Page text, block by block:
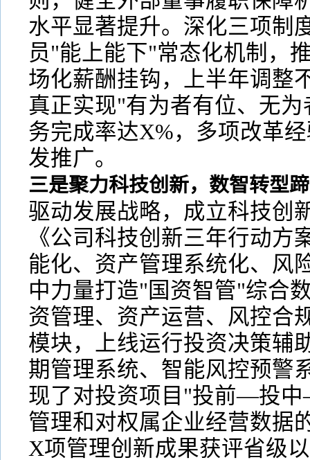
水平显著提升。深化三项制
员"能上能下"常态化机制，
场化薪酬挂钩，上半年调整
真正实现"有为者有位、无
务完成率达X%，多项改革
发推广。
三是聚力科技创新，数智转型
驱动发展战略，成立科技创
《公司科技创新三年行动方
能化、资产管理系统化、风
中力量打造"国资智管"综合
资管理、资产运营、风控合
模块，上线运行投资决策辅
期管理系统、智能风控预警
现了对投资项目"投前—投
管理和对权属企业经营数据
X项管理创新成果获评省级